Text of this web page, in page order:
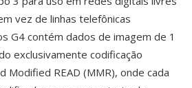
vez de linhas telefônicas
G4 contém dados de imagem de 1
exclusivamente codificação
Modified READ (MMR), onde cada